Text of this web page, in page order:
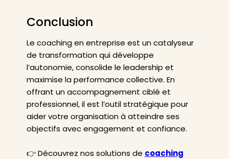
Conclusion
Le coaching en entreprise est un catalyseur
de transformation qui développe
l’autonomie, consolide le leadership et
maximise la performance collective. En
offrant un accompagnement ciblé et
professionnel, il est l’outil stratégique pour
aider votre organisation à atteindre ses
objectifs avec engagement et confiance.
👉 Découvrez nos solutions de coaching